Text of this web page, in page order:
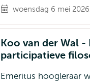
woensdag 6 mei
Koo van der Wal
participatieve
Emeritus hoogleraar